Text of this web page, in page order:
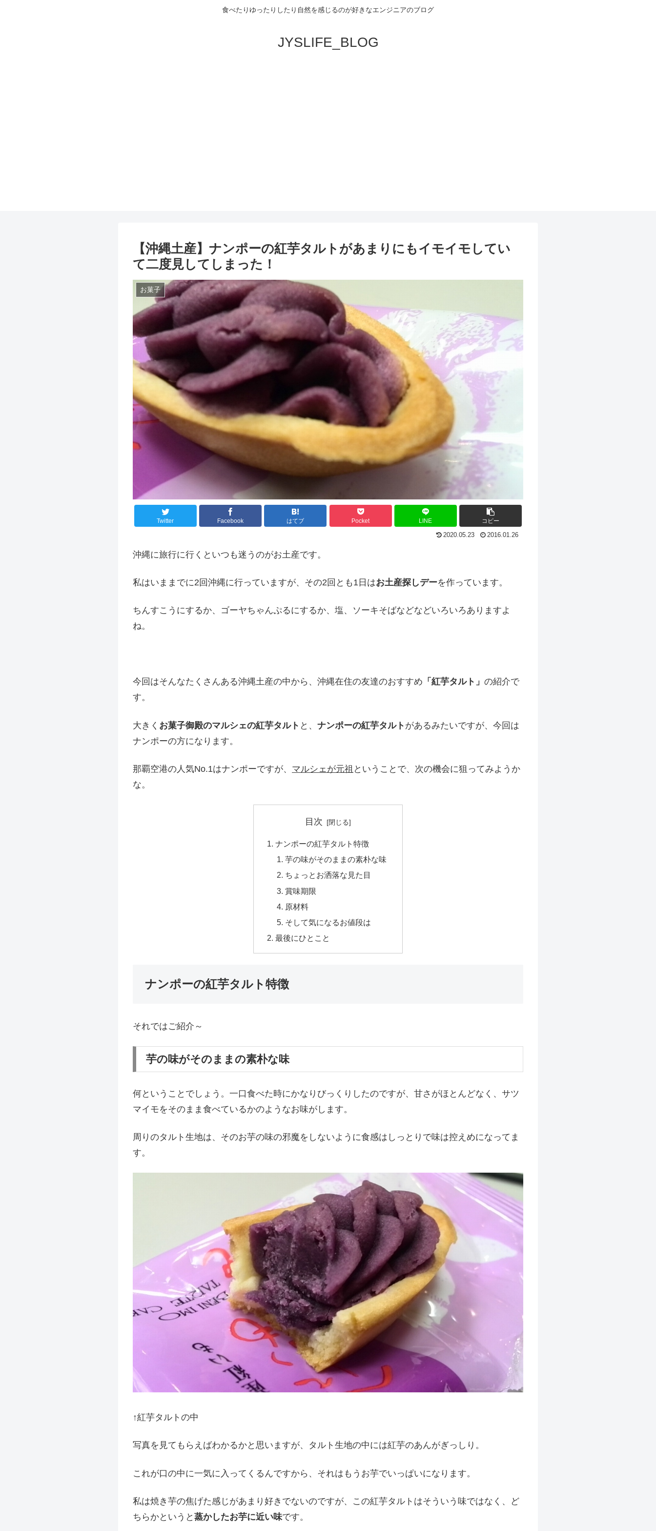
食べたりゆったりしたり自然を感じるのが好きなエンジニアのブログ
JYSLIFE_BLOG
【沖縄土産】ナンポーの紅芋タルトがあまりにもイモイモしてい
て二度見してしまった！
お菓子
Twitter Facebook はてブ Pocket LINE コピー
2020.05.23 2016.01.26
沖縄に旅行に行くといつも迷うのがお土産です。
私はいままでに2回沖縄に行っていますが、その2回とも1日はお土産探しデーを作っています。
ちんすこうにするか、ゴーヤちゃんぷるにするか、塩、ソーキそばなどなどいろいろありますよ
ね。
今回はそんなたくさんある沖縄土産の中から、沖縄在住の友達のおすすめ 「紅芋タルト」 の紹介で
す。
大きく お菓子御殿のマルシェの紅芋タルト と、 ナンポーの紅芋タルト があるみたいですが、今回は
ナンポーの方になります。
那覇空港の人気No.1はナンポーですが、 マルシェが元祖 ということで、次の機会に狙ってみようか
な。
目次
ナンポーの紅芋タルト特徴
芋の味がそのままの素朴な味
ちょっとお洒落な見た目
賞味期限
原材料
そして気になるお値段は
最後にひとこと
ナンポーの紅芋タルト特徴
それではご紹介～
芋の味がそのままの素朴な味
何ということでしょう。一口食べた時にかなりびっくりしたのですが、甘さがほとんどなく、サツ
マイモをそのまま食べているかのようなお味がします。
周りのタルト生地は、そのお芋の味の邪魔をしないように食感はしっとりで味は控えめになってま
す。
↑紅芋タルトの中
写真を見てもらえばわかるかと思いますが、タルト生地の中には紅芋のあんがぎっしり。
これが口の中に一気に入ってくるんですから、それはもうお芋でいっぱいになります。
私は焼き芋の焦げた感じがあまり好きでないのですが、この紅芋タルトはそういう味ではなく、ど
ちらかというと 蒸かしたお芋に近い味です。